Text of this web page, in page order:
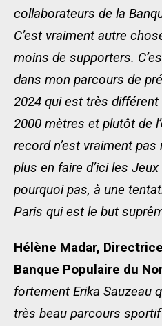
collaborateurs de la
C’est vraiment autre
moins de supporters.
dans mon parcours de
2024 qui est très
2000 mètres et plutôt de
record n’est vraiment
plus en faire d’ici les
pourquoi pas, à une
Paris qui est le but
Hélène Madar,
Banque Populaire du
fortement Erika Sauzeau
très beau parcours